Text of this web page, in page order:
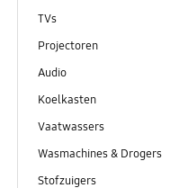
TVs
Projectoren
Audio
Koelkasten
Vaatwassers
Wasmachines & Drogers
Stofzuigers